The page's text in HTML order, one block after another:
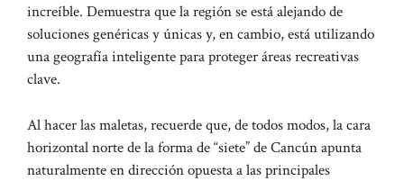
increíble. Demuestra que la región se está alejando de
soluciones genéricas y únicas y, en cambio, está utilizando
una geografía inteligente para proteger áreas recreativas
clave.
Al hacer las maletas, recuerde que, de todos modos, la cara
horizontal norte de la forma de “siete” de Cancún apunta
naturalmente en dirección opuesta a las principales